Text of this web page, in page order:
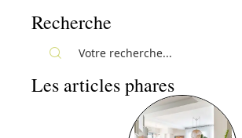
Recherche
Les articles phares